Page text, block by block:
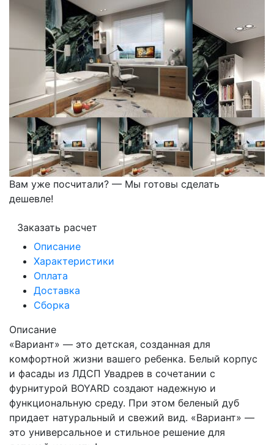
Вам уже посчитали? — Мы готовы сделать
дешевле!
Заказать расчет
Описание
Характеристики
Оплата
Доставка
Сборка
Описание
«Вариант» — это детская, созданная для
комфортной жизни вашего ребенка. Белый корпус
и фасады из ЛДСП Увадрев в сочетании с
фурнитурой BOYARD создают надежную и
функциональную среду. При этом беленый дуб
придает натуральный и свежий вид. «Вариант» —
это универсальное и стильное решение для